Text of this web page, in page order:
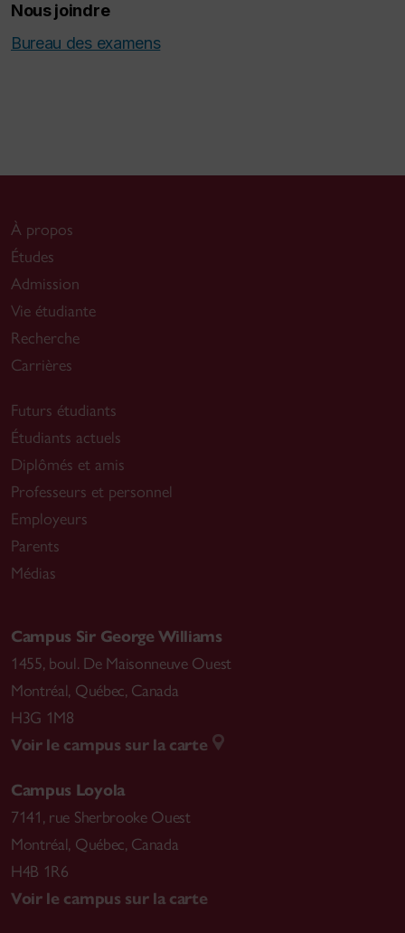
Nous joindre
Bureau des examens
À propos
Études
Admission
Vie étudiante
Recherche
Carrières
Futurs étudiants
Étudiants actuels
Diplômés et amis
Professeurs et personnel
Employeurs
Parents
Médias
Campus Sir George Williams
1455, boul. De Maisonneuve Ouest
Montréal, Québec, Canada
H3G 1M8
Voir le campus sur la carte
Campus Loyola
7141, rue Sherbrooke Ouest
Montréal, Québec, Canada
H4B 1R6
Voir le campus sur la carte